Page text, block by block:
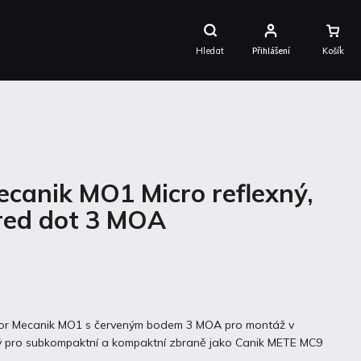
Hledat
Nákupní
Košík
Přihlášení
MO1 Micro reflexný,
dot 3 MOA
Mecanik MO1 s červeným bodem 3 MOA pro montáž v
pro subkompaktní a kompaktní zbraně jako Canik METE MC9